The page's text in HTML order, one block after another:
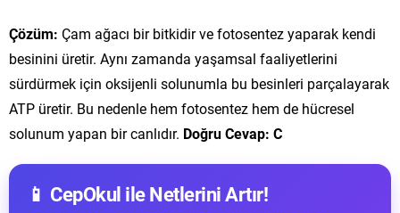
Çözüm: Çam ağacı bir bitkidir ve fotosentez yaparak kendi
besinini üretir. Aynı zamanda yaşamsal faaliyetlerini
sürdürmek için oksijenli solunumla bu besinleri parçalayarak
ATP üretir. Bu nedenle hem fotosentez hem de hücresel
solunum yapan bir canlıdır. Doğru Cevap: C
📱 CepOkul ile Netlerini Artır!